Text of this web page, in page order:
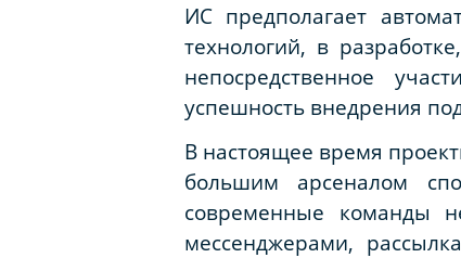
ИС предполагает
технологий, в
непосредственное
успешность внедрения
В настоящее время
большим арсеналом
современные команды
мессенджерами,